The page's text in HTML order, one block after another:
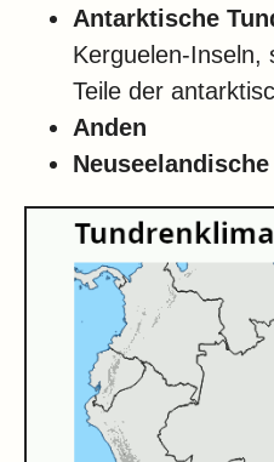
Antarktische
Kerguelen-Inseln,
Teile der
Anden